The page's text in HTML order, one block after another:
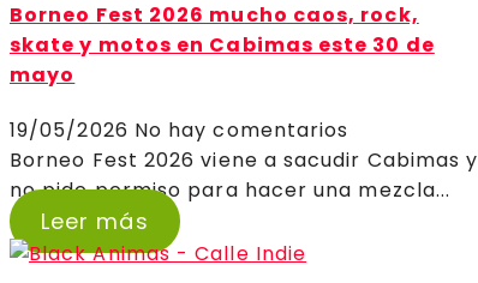
Borneo Fest 2026 mucho caos, rock,
skate y motos en Cabimas este 30 de
mayo
19/05/2026 No hay comentarios
Borneo Fest 2026 viene a sacudir Cabimas y
no pide permiso para hacer una mezcla...
Leer más